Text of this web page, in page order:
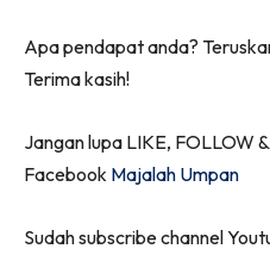
Apa pendapat anda?
Terima kasih!
Jangan lupa LIKE, FOLLOW &
Facebook Majalah Umpan
Sudah subscribe channel